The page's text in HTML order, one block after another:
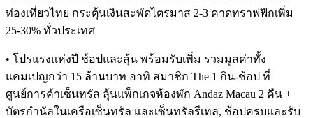
ท่องเที่ยวไทย กระตุ้นเงินสะพัดไตรมาส 2-3 คาดทราฟฟิกเพิ่ม
25-30% ทั่วประเทศ
• โปรแรงแห่งปี ช้อปและลุ้น พร้อมรับเพิ่ม รวมมูลค่าทั้ง
แคมเปญกว่า 15 ล้านบาท อาทิ สมาชิก The 1 กิน-ช้อป ที่
ศูนย์การค้าเซ็นทรัล ลุ้นแพ็กเกจห้องพัก Andaz Macau 2 คืน +
บัตรกำนัลในเครือเซ็นทรัล และเซ็นทรัลรีเทล, ช้อปครบและรับ